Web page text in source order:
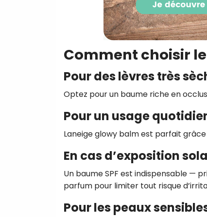
Comment choisir
Pour des lèvres très
Optez pour un baume riche en
Pour un usage
Laneige glowy balm est parfait
En cas d’exposition
Un baume SPF est indispensable —
parfum pour limiter tout risque
Pour les peaux